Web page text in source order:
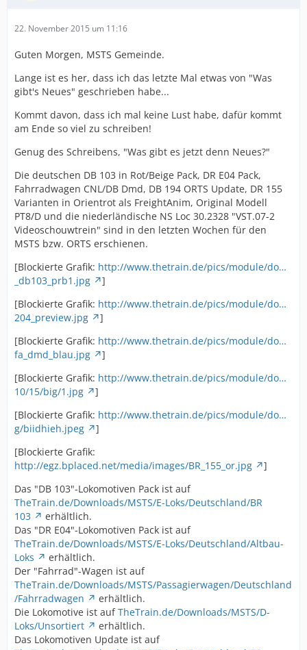
22. November 2015 um 11:16
Guten Morgen, MSTS Gemeinde.
Lange ist es her, dass ich das letzte Mal etwas von "Was
gibt's Neues" geschrieben habe...
Kommt davon, dass ich mal keine Lust habe, dafür kommt
am Ende so viel zu schreiben!
Genug des Schreibens, "Was gibt es jetzt denn Neues?"
Die deutschen DB 103 in Rot/Beige Pack, DR E04 Pack,
Fahrradwagen CNL/DB Dmd, DB 194 ORTS Update, DR 155
Varianten in Orientrot als FreightAnim, Original Modell
PT8/D und die niederländische NS Loc 30.2328 "VST.07-2
Videoschouwtrein" sind in den letzten Wochen für den
MSTS bzw. ORTS erschienen.
[Blockierte Grafik: http://www.thetrain.de/pics/module/do…
_db103_prb1.jpg
]
[Blockierte Grafik: http://www.thetrain.de/pics/module/do…
204_preview.jpg
]
[Blockierte Grafik: http://www.thetrain.de/pics/module/do…
fa_dmd_blau.jpg
]
[Blockierte Grafik: http://www.thetrain.de/pics/module/do…
10/15/big/1.jpg
]
[Blockierte Grafik: http://www.thetrain.de/pics/module/do…
g/biidhieh.jpeg
]
[Blockierte Grafik:
http://egz.bplaced.net/media/images/BR_155_or.jpg
]
Das "DB 103"-Lokomotiven Pack ist auf
TheTrain.de/Downloads/MSTS/E-Loks/Deutschland/BR
103
erhältlich.
Das "DR E04"-Lokomotiven Pack ist auf
TheTrain.de/Downloads/MSTS/E-Loks/Deutschland/Altbau-
Loks
erhältlich.
Der "Fahrrad"-Wagen ist auf
TheTrain.de/Downloads/MSTS/Passagierwagen/Deutschland
/Fahrradwagen
erhältlich.
Die Lokomotive ist aufTheTrain.de/Downloads/MSTS/D-
Loks/Unsortiert
erhältlich.
Das Lokomotiven Update ist auf